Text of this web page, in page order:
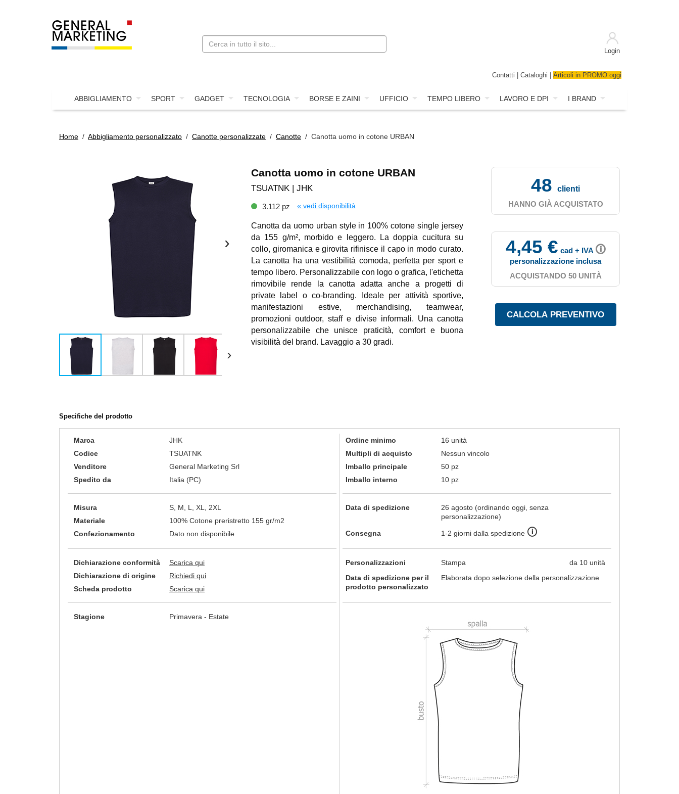
Login
Contatti Cataloghi Articoli in PROMO oggi
ABBIGLIAMENTO SPORT GADGET TECNOLOGIA BORSE E ZAINI UFFICIO TEMPO LIBERO LAVORO E DPI I BRAND
Home / Abbigliamento personalizzato / Canotte personalizzate / Canotte / Canotta uomo in cotone URBAN
›
›
Canotta uomo in cotone URBAN
TSUATNK | JHK
3.112 pz « vedi disponibilità
Canotta da uomo urban style in 100% cotone single jersey
da 155 g/m², morbido e leggero. La doppia cucitura su
collo, giromanica e girovita rifinisce il capo in modo curato.
La canotta ha una vestibilità comoda, perfetta per sport e
tempo libero. Personalizzabile con logo o grafica, l'etichetta
rimovibile rende la canotta adatta anche a progetti di
private label o co-branding. Ideale per attività sportive,
manifestazioni estive, merchandising, teamwear,
promozioni outdoor, staff e divise informali. Una canotta
personalizzabile che unisce praticità, comfort e buona
visibilità del brand. Lavaggio a 30 gradi.
48
clienti
HANNO GIÀ ACQUISTATO
4,45 € cad + IVA 🛈
personalizzazione inclusa
ACQUISTANDO 50 UNITÀ
Specifiche del prodotto
Marca
JHK
Codice
TSUATNK
Venditore
General Marketing Srl
Spedito da
Italia (PC)
Ordine minimo
16 unità
Multipli di acquisto
Nessun vincolo
Imballo principale
50 pz
Imballo interno
10 pz
Misura
S, M, L, XL, 2XL
Materiale
100% Cotone preristretto 155 gr/m2
Confezionamento
Dato non disponibile
Data di spedizione
26 agosto (ordinando oggi, senza
personalizzazione)
Consegna 1-2 giorni dalla spedizione 🛈
Dichiarazione conformità
Scarica qui
Dichiarazione di origine
Richiedi qui
Scheda prodotto
Scarica qui
Personalizzazioni Stampa
da 10 unità
Data di spedizione per il
prodotto personalizzato
Elaborata dopo selezione della personalizzazione
Stagione Primavera - Estate